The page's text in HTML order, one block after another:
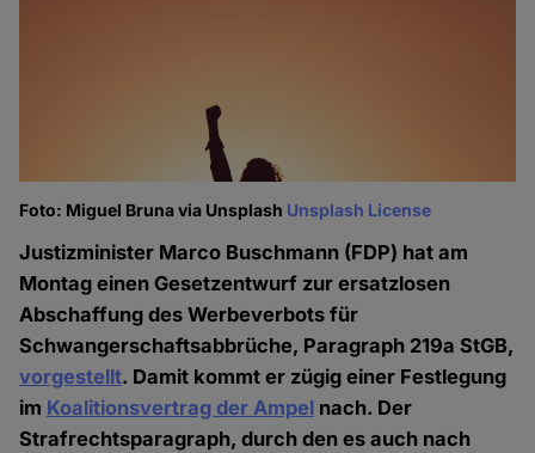
Foto: Miguel Bruna via Unsplash Unsplash License
Justizminister Marco Buschmann (FDP) hat am
Montag einen Gesetzentwurf zur ersatzlosen
Abschaffung des Werbeverbots für
Schwangerschaftsabbrüche, Paragraph 219a StGB,
vorgestellt. Damit kommt er zügig einer Festlegung
im Koalitionsvertrag der Ampel nach. Der
Strafrechtsparagraph, durch den es auch nach